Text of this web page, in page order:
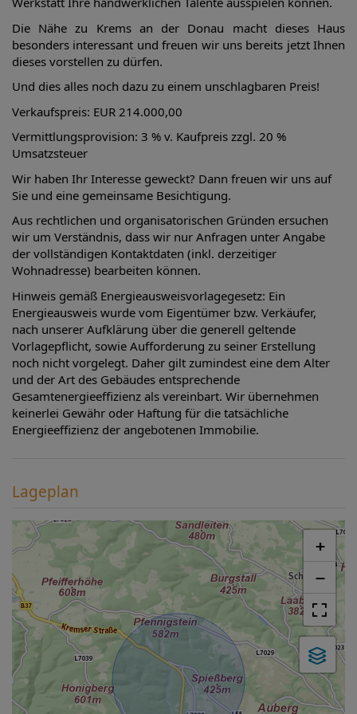
Die Nähe zu Krems an der Donau macht dieses Haus
besonders interessant und freuen wir uns bereits jetzt Ihnen
dieses vorstellen zu dürfen.
Und dies alles noch dazu zu einem unschlagbaren Preis!
Verkaufspreis: EUR 214.000,00
Vermittlungsprovision: 3 % v. Kaufpreis zzgl. 20 %
Umsatzsteuer
Wir haben Ihr Interesse geweckt? Dann freuen wir uns auf
Sie und eine gemeinsame Besichtigung.
Aus rechtlichen und organisatorischen Gründen ersuchen
wir um Verständnis, dass wir nur Anfragen unter Angabe
der vollständigen Kontaktdaten (inkl. derzeitiger
Wohnadresse) bearbeiten können.
Hinweis gemäß Energieausweisvorlagegesetz: Ein
Energieausweis wurde vom Eigentümer bzw. Verkäufer,
nach unserer Aufklärung über die generell geltende
Vorlagepflicht, sowie Aufforderung zu seiner Erstellung
noch nicht vorgelegt. Daher gilt zumindest eine dem Alter
und der Art des Gebäudes entsprechende
Gesamtenergieeffizienz als vereinbart. Wir übernehmen
keinerlei Gewähr oder Haftung für die tatsächliche
Energieeffizienz der angebotenen Immobilie.
Lageplan
+
−